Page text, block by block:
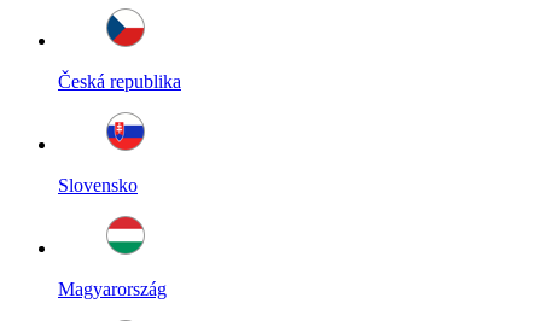
Česká republika
Slovensko
Magyarország